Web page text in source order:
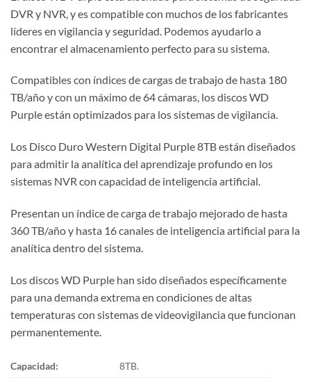
DVR y NVR, y es compatible con muchos de los fabricantes
líderes en vigilancia y seguridad. Podemos ayudarlo a
encontrar el almacenamiento perfecto para su sistema.
Compatibles con índices de cargas de trabajo de hasta 180
TB/año y con un máximo de 64 cámaras, los discos WD
Purple están optimizados para los sistemas de vigilancia.
Los Disco Duro Western Digital Purple 8TB están diseñados
para admitir la analítica del aprendizaje profundo en los
sistemas NVR con capacidad de inteligencia artificial.
Presentan un índice de carga de trabajo mejorado de hasta
360 TB/año y hasta 16 canales de inteligencia artificial para la
analítica dentro del sistema.
Los discos WD Purple han sido diseñados específicamente
para una demanda extrema en condiciones de altas
temperaturas con sistemas de videovigilancia que funcionan
permanentemente.
Capacidad:
8TB.